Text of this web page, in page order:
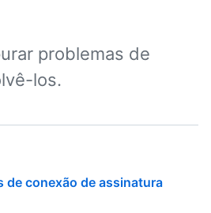
problemas de
los.
de conexão de assinatura